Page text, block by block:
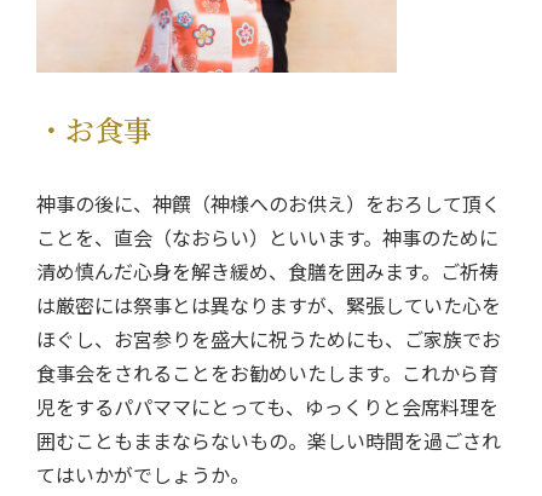
・お食事
神事の後に、神饌（神様へのお供え）をおろして頂く
ことを、直会（なおらい）といいます。神事のために
清め慎んだ心身を解き緩め、食膳を囲みます。ご祈祷
は厳密には祭事とは異なりますが、緊張していた心を
ほぐし、お宮参りを盛大に祝うためにも、ご家族でお
食事会をされることをお勧めいたします。これから育
児をするパパママにとっても、ゆっくりと会席料理を
囲むこともままならないもの。楽しい時間を過ごされ
てはいかがでしょうか。